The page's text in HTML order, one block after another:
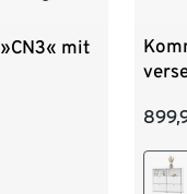
mit